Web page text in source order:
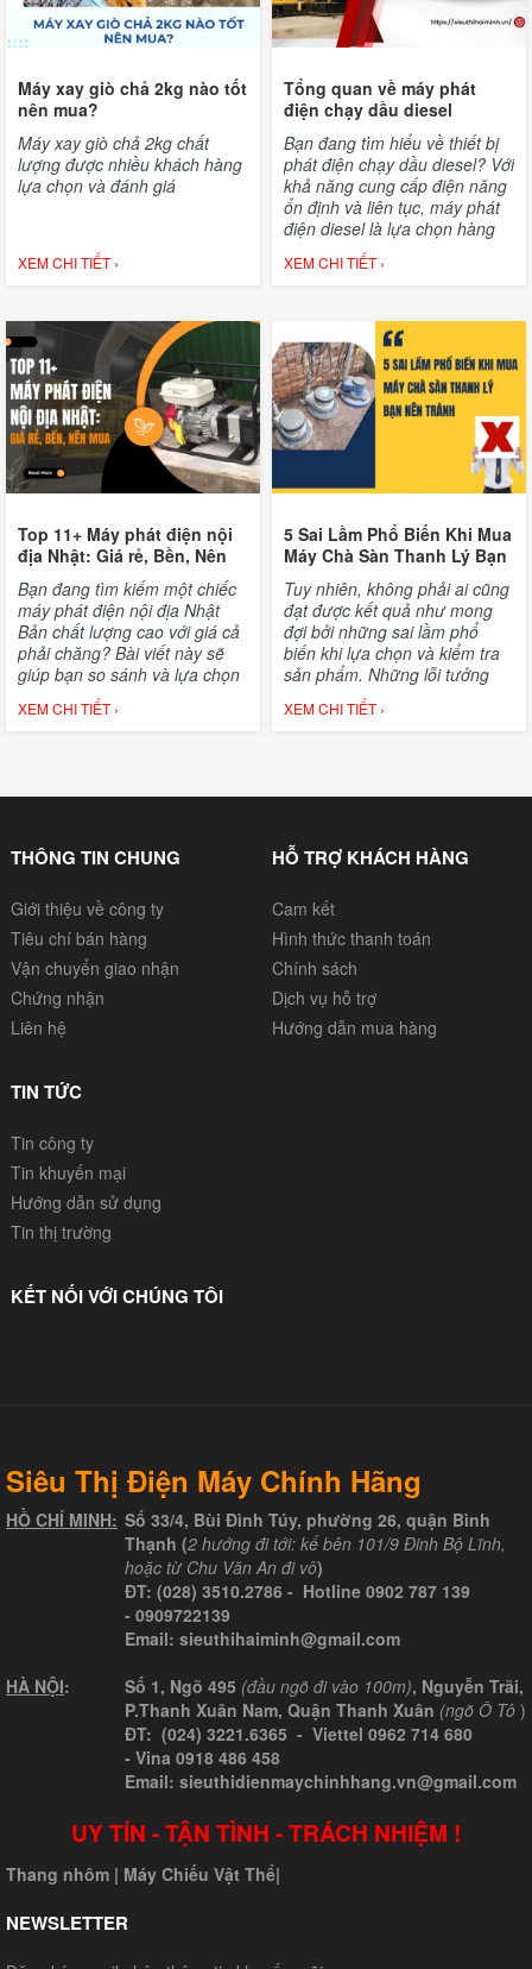
Máy xay giò chả 2kg nào tốt
nên mua?
Máy xay giò chả 2kg chất
lượng được nhiều khách hàng
lựa chọn và đánh giá
XEM CHI TIẾT ›
Tổng quan về máy phát
điện chạy dầu diesel
Bạn đang tìm hiểu về thiết bị
phát điện chạy dầu diesel? Với
khả năng cung cấp điện năng
ổn định và liên tục, máy phát
điện diesel là lựa chọn hàng
đầu cho các hộ gia đình,
doanh nghiệp và công trình
hoạt động, cấu tạo và ứng
dụng của loại máy phát điện
này.
XEM CHI TIẾT ›
Top 11+ Máy phát điện nội
địa Nhật: Giá rẻ, Bền, Nên
​​​​​​​Bạn đang tìm kiếm một chiếc
máy phát điện nội địa Nhật
Bản chất lượng cao với giá cả
phải chăng? Bài viết này sẽ
giúp bạn so sánh và lựa chọn
được những sản phẩm tốt
nhất trên thị trường. Chúng tôi
tin chi tiết về công suất, nhiên
nổi bật.
XEM CHI TIẾT ›
5 Sai Lầm Phổ Biến Khi Mua
Máy Chà Sàn Thanh Lý Bạn
Tuy nhiên, không phải ai cũng
đạt được kết quả như mong
đợi bởi những sai lầm phổ
biến khi lựa chọn và kiểm tra
sản phẩm. Những lỗi tưởng
chừng nhỏ nhặt này có thể
khiến bạn mất tiền oan hoặc
bài viết này, chúng tôi sẽ chỉ
mua máy chà sàn thanh lý,
giúp bạn tránh được những rủi
lựa chọn chính xác hơn.
XEM CHI TIẾT ›
THÔNG TIN CHUNG
Giới thiệu về công ty
Tiêu chí bán hàng
Vận chuyển giao nhận
Chứng nhận
Liên hệ
HỖ TRỢ KHÁCH HÀNG
Cam kết
Hình thức thanh toán
Chính sách
Dịch vụ hỗ trợ
Hướng dẫn mua hàng
TIN TỨC
Tin công ty
Tin khuyến mại
Hướng dẫn sử dụng
Tin thị trường
KẾT NỐI VỚI CHÚNG TÔI
Siêu Thị Điện Máy Chính Hãng
HỒ CHÍ MINH: Số 33/4, Bùi Đình Túy, phường 26, quận Bình
Thạnh (2 hướng đi tới: kế bên 101/9 Đinh Bộ Lĩnh,
hoặc từ Chu Văn An đi vô)
ĐT: (028) 3510.2786 - Hotline 0902 787 139
- 0909722139
Email: sieuthihaiminh@gmail.com
HÀ NỘI: Số 1, Ngõ 495 (đầu ngõ đi vào 100m), Nguyễn Trãi,
P.Thanh Xuân Nam, Quận Thanh Xuân (ngõ Ô Tô )
ĐT: (024) 3221.6365 - Viettel 0962 714 680
- Vina 0918 486 458
Email: sieuthidienmaychinhhang.vn@gmail.com
UY TÍN - TẬN TÌNH - TRÁCH NHIỆM !
Thang nhôm | Máy Chiếu Vật Thể|
NEWSLETTER